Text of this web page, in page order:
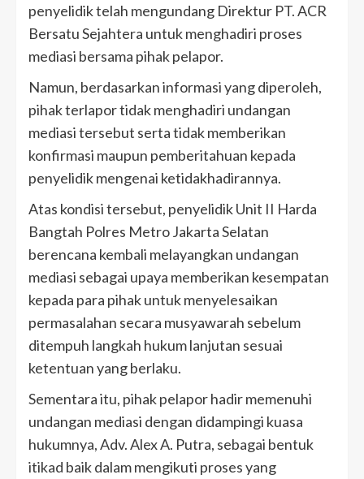
penyelidik telah mengundang Direktur PT. ACR
Bersatu Sejahtera untuk menghadiri proses
mediasi bersama pihak pelapor.
Namun, berdasarkan informasi yang diperoleh,
pihak terlapor tidak menghadiri undangan
mediasi tersebut serta tidak memberikan
konfirmasi maupun pemberitahuan kepada
penyelidik mengenai ketidakhadirannya.
Atas kondisi tersebut, penyelidik Unit II Harda
Bangtah Polres Metro Jakarta Selatan
berencana kembali melayangkan undangan
mediasi sebagai upaya memberikan kesempatan
kepada para pihak untuk menyelesaikan
permasalahan secara musyawarah sebelum
ditempuh langkah hukum lanjutan sesuai
ketentuan yang berlaku.
Sementara itu, pihak pelapor hadir memenuhi
undangan mediasi dengan didampingi kuasa
hukumnya, Adv. Alex A. Putra, sebagai bentuk
itikad baik dalam mengikuti proses yang